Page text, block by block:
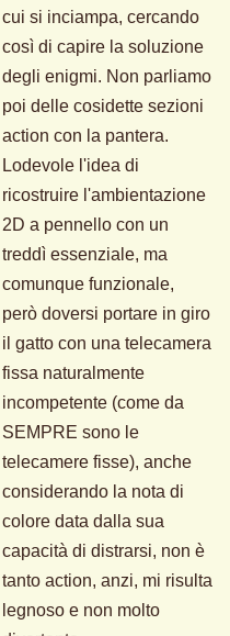
cui si inciampa, cercando
così di capire la soluzione
degli enigmi. Non parliamo
poi delle cosidette sezioni
action con la pantera.
Lodevole l'idea di
ricostruire l'ambientazione
2D a pennello con un
treddì essenziale, ma
comunque funzionale,
però doversi portare in giro
il gatto con una telecamera
fissa naturalmente
incompetente (come da
SEMPRE sono le
telecamere fisse), anche
considerando la nota di
colore data dalla sua
capacità di distrarsi, non è
tanto action, anzi, mi risulta
legnoso e non molto